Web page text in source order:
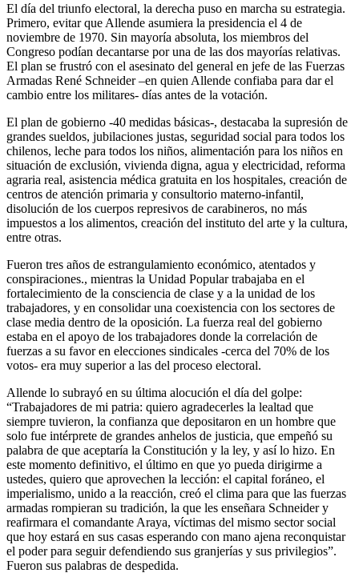
El día del triunfo electoral, la derecha puso en marcha su estrategia.
Primero, evitar que Allende asumiera la presidencia el 4 de
noviembre de 1970. Sin mayoría absoluta, los miembros del
Congreso podían decantarse por una de las dos mayorías relativas.
El plan se frustró con el asesinato del general en jefe de las Fuerzas
Armadas René Schneider –en quien Allende confiaba para dar el
cambio entre los militares- días antes de la votación.
El plan de gobierno -40 medidas básicas-, destacaba la supresión de
grandes sueldos, jubilaciones justas, seguridad social para todos los
chilenos, leche para todos los niños, alimentación para los niños en
situación de exclusión, vivienda digna, agua y electricidad, reforma
agraria real, asistencia médica gratuita en los hospitales, creación de
centros de atención primaria y consultorio materno-infantil,
disolución de los cuerpos represivos de carabineros, no más
impuestos a los alimentos, creación del instituto del arte y la cultura,
entre otras.
Fueron tres años de estrangulamiento económico, atentados y
conspiraciones., mientras la Unidad Popular trabajaba en el
fortalecimiento de la consciencia de clase y a la unidad de los
trabajadores, y en consolidar una coexistencia con los sectores de
clase media dentro de la oposición. La fuerza real del gobierno
estaba en el apoyo de los trabajadores donde la correlación de
fuerzas a su favor en elecciones sindicales -cerca del 70% de los
votos- era muy superior a las del proceso electoral.
Allende lo subrayó en su última alocución el día del golpe:
“Trabajadores de mi patria: quiero agradecerles la lealtad que
siempre tuvieron, la confianza que depositaron en un hombre que
solo fue intérprete de grandes anhelos de justicia, que empeñó su
palabra de que aceptaría la Constitución y la ley, y así lo hizo. En
este momento definitivo, el último en que yo pueda dirigirme a
ustedes, quiero que aprovechen la lección: el capital foráneo, el
imperialismo, unido a la reacción, creó el clima para que las fuerzas
armadas rompieran su tradición, la que les enseñara Schneider y
reafirmara el comandante Araya, víctimas del mismo sector social
que hoy estará en sus casas esperando con mano ajena reconquistar
el poder para seguir defendiendo sus granjerías y sus privilegios”.
Fueron sus palabras de despedida.